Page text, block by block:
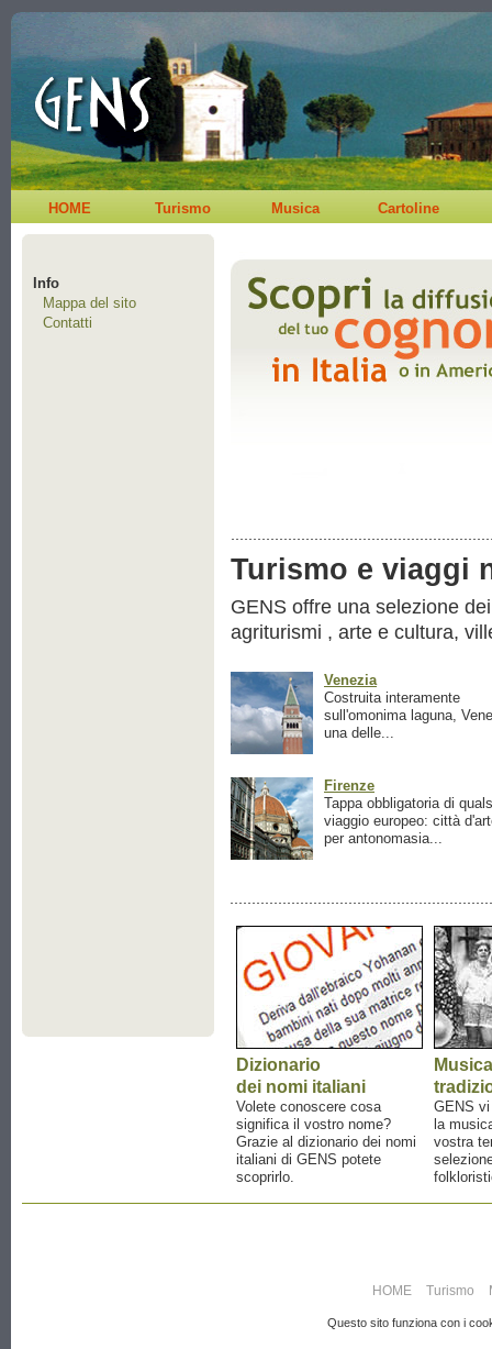
HOME Turismo Musica Cartoline
Info
Mappa del sito
Contatti
Turismo e viaggi
GENS offre una selezione
agriturismi , arte e cultura,
Venezia
Costruita interamente
sull'omonima laguna,
una delle...
Firenze
Tappa obbligatoria di
viaggio europeo: città
per antonomasia...
Dizionario
dei nomi italiani
Volete conoscere cosa
significa il vostro nome?
Grazie al dizionario dei nomi
italiani di GENS potete
scoprirlo.
Musica
GENS
la
vostra
HOME Turismo
Questo sito funziona con i